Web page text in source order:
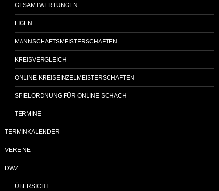
GESAMTWERTUNGEN
LIGEN
MANNSCHAFTSMEISTERSCHAFTEN
KREISVERGLEICH
ONLINE-KREISEINZELMEISTERSCHAFTEN
SPIELORDNUNG FÜR ONLINE-SCHACH
TERMINE
TERMINKALENDER
VEREINE
DWZ
ÜBERSICHT